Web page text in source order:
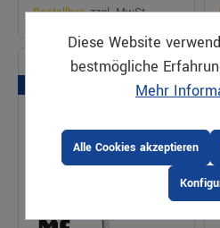
Bestellbar zzgl. MwSt.
Diese Website
bestmögliche
Mehr
Alle Cookies akzeptieren